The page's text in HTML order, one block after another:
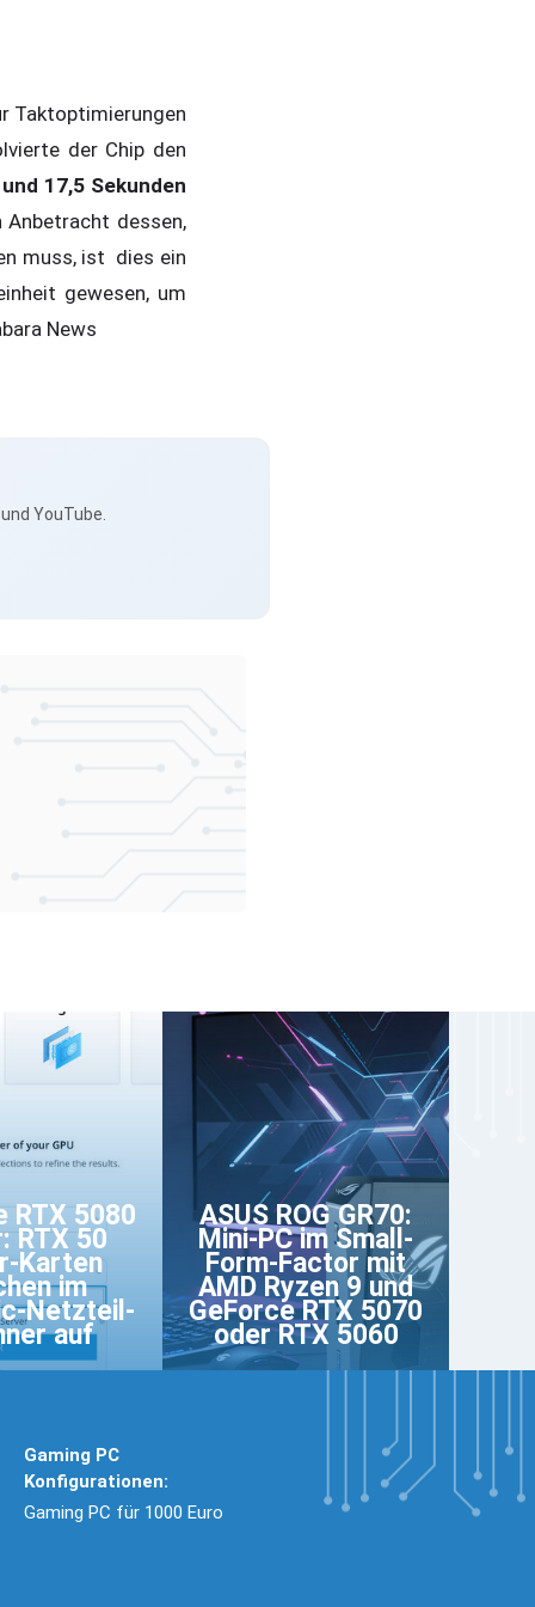
Taktoptimierungen
der Chip den
17,5 Sekunden
dessen,
muss, ist dies ein
gewesen, um
News
YouTube.
RTX 5080
RTX 50
Karten
im
Netzteil-
auf
ASUS ROG GR70:
Mini-PC im Small-
Form-Factor mit
AMD Ryzen 9 und
GeForce RTX 5070
oder RTX 5060
Gaming PC
Konfigurationen:
Gaming PC für 1000 Euro